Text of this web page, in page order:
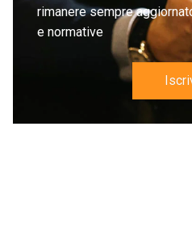
rimanere sempre
e normative